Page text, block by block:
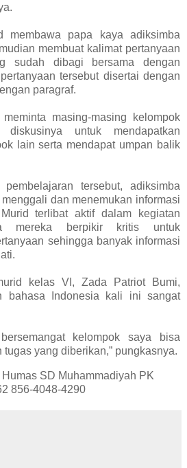
membawa papa kaya adiksimba
membuat kalimat pertanyaan
sudah dibagi bersama dengan
tersebut disertai dengan
paragraf.
masing-masing kelompok
diskusinya untuk mendapatkan
lain serta mendapat umpan balik
tersebut, adiksimba
dan menemukan informasi
terlibat aktif dalam kegiatan
mereka berpikir kritis untuk
sehingga banyak informasi
kelas VI, Zada Patriot Bumi,
bahasa Indonesia kali ini sangat
kelompok saya bisa
yang diberikan,” pungkasnya.
SD Muhammadiyah PK
856-4048-4290